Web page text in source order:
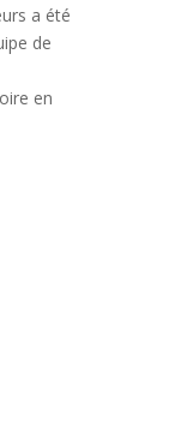
a été
de
en